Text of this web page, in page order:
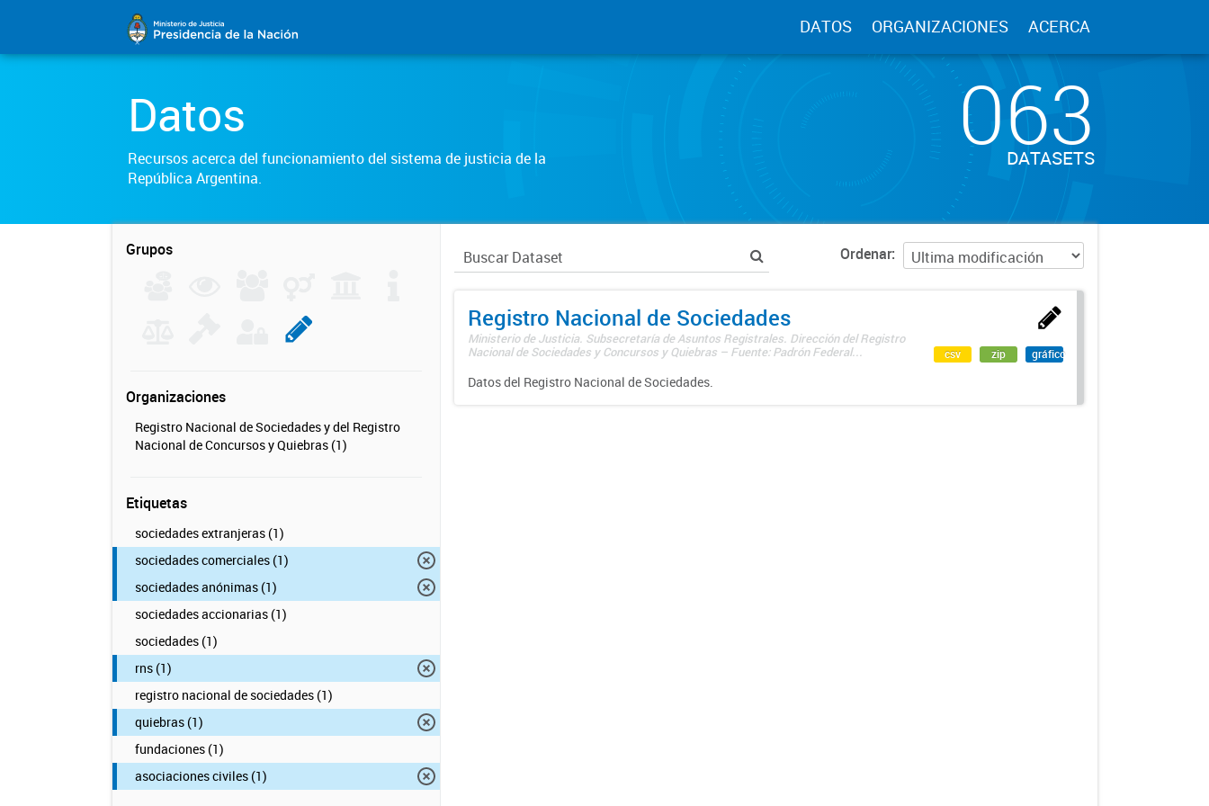
DATOS ORGANIZACIONES ACERCA
Datos
Recursos acerca del funcionamiento del sistema de justicia de la
República Argentina.
063
DATASETS
Grupos
Organizaciones
Registro Nacional de Sociedades y del Registro
Nacional de Concursos y Quiebras (1)
Etiquetas
sociedades extranjeras (1)
sociedades comerciales (1)
sociedades anónimas (1)
sociedades accionarias (1)
sociedades (1)
rns (1)
registro nacional de sociedades (1)
quiebras (1)
fundaciones (1)
asociaciones civiles (1)
Ordenar
Registro Nacional de Sociedades
Ministerio de Justicia. Subsecretaría de Asuntos Registrales. Dirección del Registro
Nacional de Sociedades y Concursos y Quiebras – Fuente: Padrón Federal...
Datos del Registro Nacional de Sociedades.
csv zip gráfico